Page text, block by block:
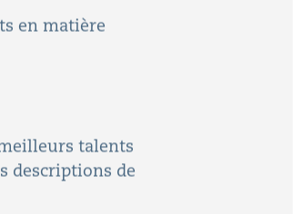
en matière
talents
descriptions de